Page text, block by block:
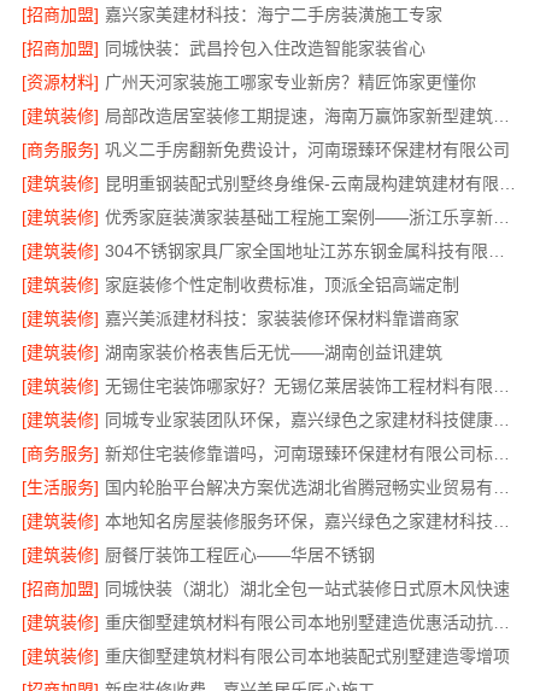
[招商加盟] 嘉兴家美建材科技：海宁二手房装潢施工专家
[招商加盟] 同城快装：武昌拎包入住改造智能家装省心
[资源材料] 广州天河家装施工哪家专业新房？精匠饰家更懂你
[建筑装修]
局部改造居室装修工期提速，海南万赢饰家新型建筑材料有限公高效交付
[商务服务] 巩义二手房翻新免费设计，河南璟臻环保建材有限公司
[建筑装修]
[建筑装修]
优秀家庭装潢家装基础工程施工案例——浙江乐享新材料
[建筑装修]
[建筑装修] 家庭装修个性定制收费标准，顶派全铝高端定制
[建筑装修] 嘉兴美派建材科技：家装装修环保材料靠谱商家
[建筑装修] 湖南家装价格表售后无忧——湖南创益讯建筑
[建筑装修]
[建筑装修]
同城专业家装团队环保，嘉兴绿色之家建材科技健康居家
[商务服务]
新郑住宅装修靠谱吗，河南璟臻环保建材有限公司标准化施工
[生活服务]
[建筑装修]
[建筑装修] 厨餐厅装饰工程匠心——华居不锈钢
[招商加盟] 同城快装（湖北）湖北全包一站式装修日式原木风快速
[建筑装修]
重庆御墅建筑材料有限公司本地别墅建造优惠活动抗震防风
[建筑装修] 重庆御墅建筑材料有限公司本地装配式别墅建造零增项